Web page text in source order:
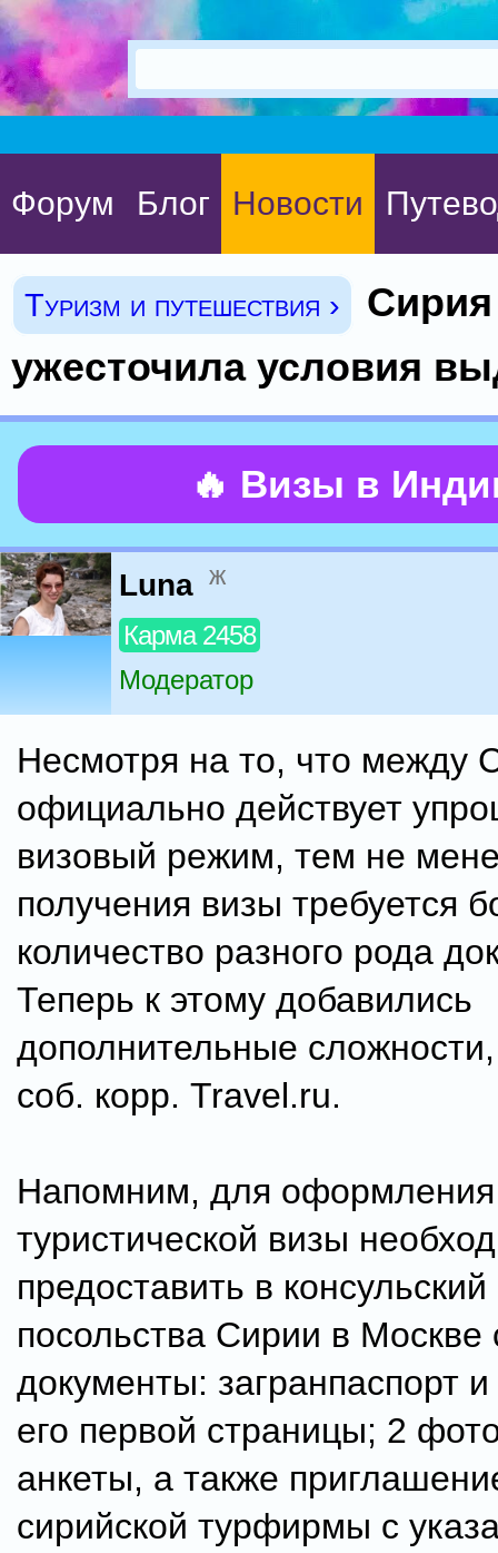
Форум Блог Новости
Туризм и путешествия ›
Сирия
ужесточила условия
🔥 Визы в
Luna ж
Карма 2458
Модератор
Несмотря на то, что между
официально действует
визовый режим, тем не
получения визы требуется
количество разного рода
Теперь к этому добавились
дополнительные
соб. корр. Travel.ru.
Напомним, для оформления
туристической визы
предоставить в
посольства Сирии в
документы: загранпаспорт
его первой страницы; 2
анкеты, а также
сирийской турфирмы с